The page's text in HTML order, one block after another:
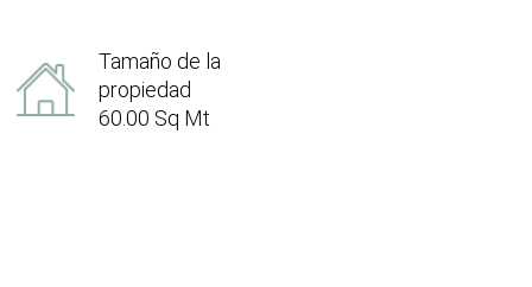
Tamaño de la
propiedad
60.00 Sq Mt